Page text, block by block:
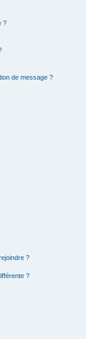
?
de message ?
?
?